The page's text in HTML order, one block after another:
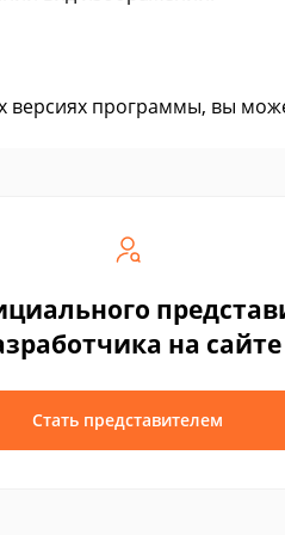
версиях программы, вы
на сайте
Стать представителем